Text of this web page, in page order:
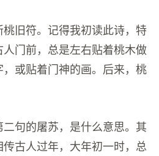
旧符。记得我初读此诗，特
门前，总是左右贴着桃木做
或贴着门神的画。后来，桃
句的屠苏，是什么意思。其
古人过年，大年初一时，总